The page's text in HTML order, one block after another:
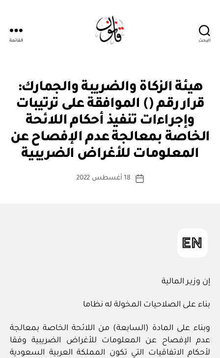
البحث القائمة
التصنيفات
ي
هيئة الزكاة والضريبة والجمارك:
قرار رقم () الموافقة على ترتيبات
وإجراءات تنفيذ أحكام اللائحة
الخاصة بمعالجة عدم الإفصاح عن
المعلومات للأغراض الضريبية
كاتب
بو
س
ة
تاريخ
18 أغسطس 2022
إن وزيـر المالية
بناء على الصلاحيات المخولة له نظاما
وبناء على المادة (السابعة) من اللائحة الخاصة بمعالجة
عدم الإفصاح عن المعلومات للأغراض الضريبية وفقا
لأحكام الاتفاقيات التي تكون المملكة العربية السعودية